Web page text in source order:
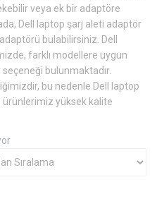
veya ek bir adaptöre
Dell laptop şarj aleti adaptör
bulabilirsiniz. Dell
farklı modellere uygun
bulunmaktadır.
bu nedenle Dell laptop
yüksek kalite